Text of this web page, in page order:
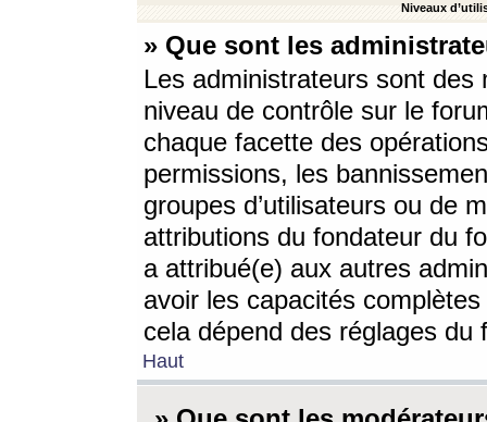
Niveaux
» Que sont les
Les administrateurs sont
niveau de contrôle sur le
chaque facette des
permissions, les
groupes d’utilisateurs ou de
attributions du fondateur du
a attribué(e) aux autres
avoir les capacités
cela dépend des réglages du
Haut